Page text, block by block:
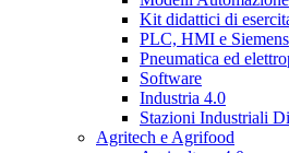
Kit didattici di
PLC, HMI e Siemens
Pneumatica ed
Software
Industria 4.0
Stazioni Industriali
Agritech e Agrifood